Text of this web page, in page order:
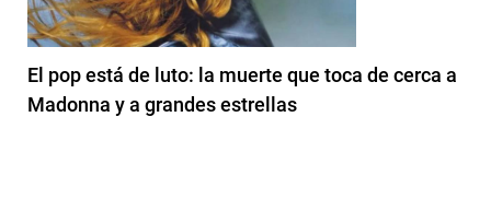
El pop está de luto: la muerte que toca de cerca a
Madonna y a grandes estrellas